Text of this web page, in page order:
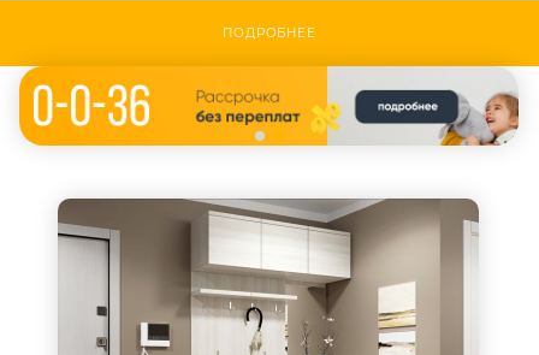
ПОДРОБНЕЕ